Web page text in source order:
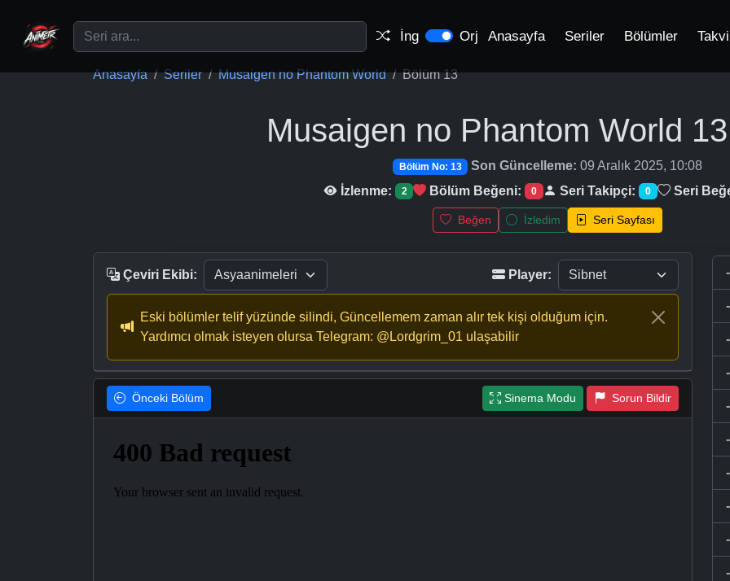
İng Orj Anasayfa Seriler Bölümler
Anasayfa Seriler Musaigen no Phantom World Bölüm 13
Musaigen no Phantom World
Bölüm No: 13 Son Güncelleme: 09 Aralık 2025, 10:08
İzlenme:
2 Bölüm Beğeni: 0 Seri Takipçi: 0 Seri
Beğen İzledim Seri Sayfası
Çeviri Ekibi: Player:
Eski bölümler telif yüzünde silindi, Güncellemem zaman alır tek kişi olduğum için.
Yardımcı olmak isteyen olursa Telegram: @Lordgrim_01 ulaşabilir
Önceki Bölüm Sinema Modu Sorun Bildir